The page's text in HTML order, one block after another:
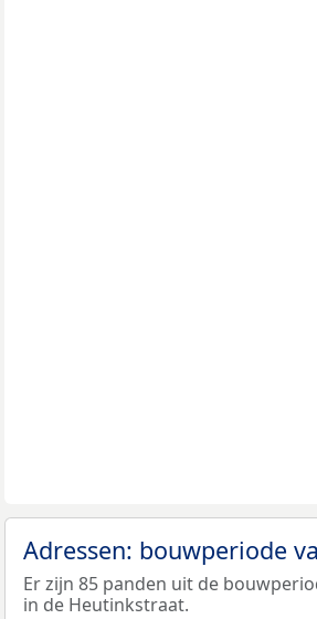
Adressen: bouwperiode
Er zijn 85 panden uit de
in de Heutinkstraat.